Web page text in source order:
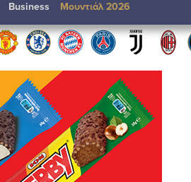
Βusiness Μουντιάλ 2026